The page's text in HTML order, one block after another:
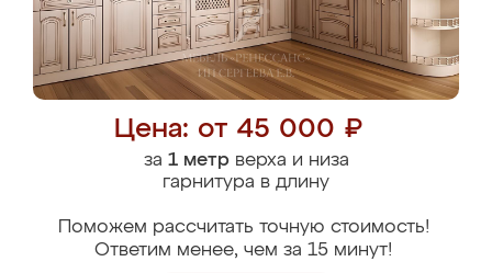
Цена: от 45 000 ₽
за 1 метрверха и низа
гарнитура в длину
Поможем рассчитать точную стоимость!
Ответим менее, чем за 15 минут!